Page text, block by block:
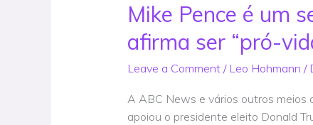
Mike Pence é um
afirma ser “pró-
Leave a Comment / Leo Hohmann /
A ABC News e vários outros meios
apoiou o presidente eleito Donald
Mike
Pence
é
um
covarde
do